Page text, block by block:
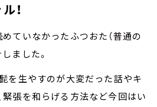
！
ていなかったふつおた（普通の
ました。
を生やすのが大変だった話やキ
緊張を和らげる方法など今回はい